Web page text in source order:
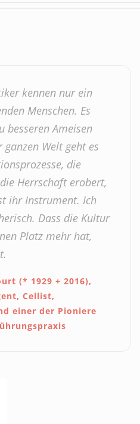
kennen nur ein
Menschen. Es
besseren Ameisen
Welt geht es
die
Herrschaft erobert,
ihr Instrument. Ich
Dass die Kultur
Platz mehr hat,
(* 1929 + 2016),
Cellist,
einer der Pioniere